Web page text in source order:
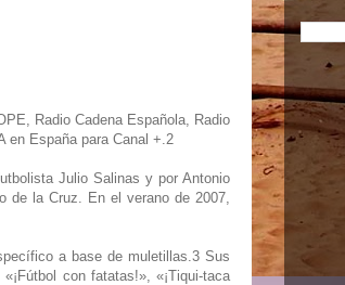
Radio Cadena Española, Radio
en España para Canal +.2
Julio Salinas y por Antonio
de la Cruz. En el verano de 2007,
a base de muletillas.3 Sus
con fatatas!», «¡Tiqui-taca